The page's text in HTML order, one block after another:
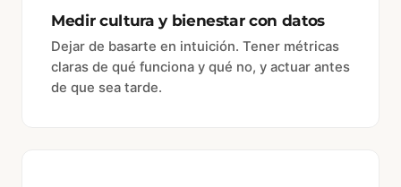
Medir cultura y bienestar con datos
Dejar de basarte en intuición. Tener métricas
claras de qué funciona y qué no, y actuar antes
de que sea tarde.